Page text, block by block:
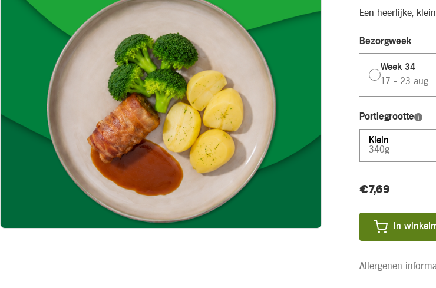
Een heerlijke,
Bezorgweek
Week 34
17 - 23 aug.
Portiegrootte
Klein
340g
Huidige
Product
prijs:
€7,69
In
Allergenen